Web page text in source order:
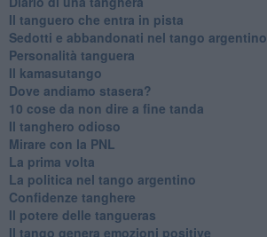
Il tanguero che entra in pista
Sedotti e abbandonati nel tango argentino
Personalità tanguera
Il kamasutango
Dove andiamo stasera?
10 cose da non dire a fine tanda
Il tanghero odioso
Mirare con la PNL
La prima volta
La politica nel tango argentino
Confidenze tanghere
Il potere delle tangueras
Il tango genera emozioni positive